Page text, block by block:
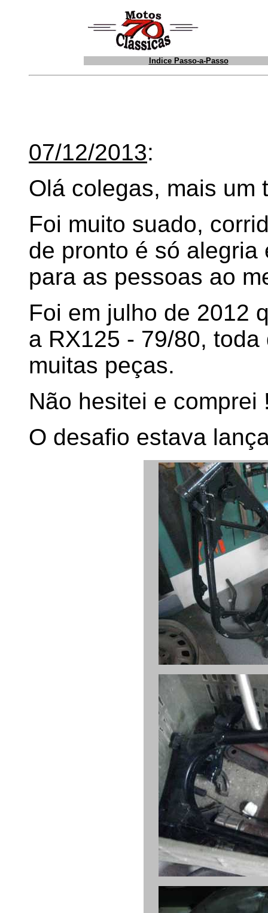
Indice Passo-a-Passo
07/12/2013:
Olá colegas, mais um
Foi muito suado,
de pronto é só
para as pessoas ao
Foi em julho de 2012
a RX125 - 79/80,
muitas peças.
Não hesitei e comprei
O desafio estava